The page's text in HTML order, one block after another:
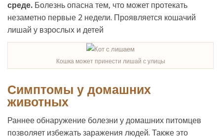
среде. Болезнь опасна тем, что может протекать
незаметно первые 2 недели. Проявляется кошачий
лишай у взрослых и детей
Кошка может принести лишай с улицы
Симптомы у домашних
животных
Раннее обнаружение болезни у домашних питомцев
позволяет избежать заражения людей. Также это